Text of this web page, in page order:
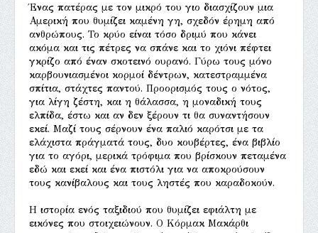
Ένας πατέρας με τον μικρό του γιο διασχίζουν μια
Αμερική που θυμίζει καμένη γη, σχεδόν έρημη από
ανθρώπους. Το κρύο είναι τόσο δριμύ που κάνει
ακόμα και τις πέτρες να σπάνε και το χιόνι πέφτει
γκρίζο από έναν σκοτεινό ουρανό. Γύρω τους μόνο
καρβουνιασμένοι κορμοί δέντρων, κατεστραμμένα
σπίτια, στάχτες παντού. Προορισμός τους ο νότος,
για λίγη ζέστη, και η θάλασσα, η μοναδική τους
ελπίδα, έστω και αν δεν ξέρουν τι θα συναντήσουν
εκεί. Μαζί τους σέρνουν ένα παλιό καρότσι με τα
ελάχιστα πράγματά τους, δυο κουβέρτες, ένα βιβλίο
για το αγόρι, μερικά τρόφιμα που βρίσκουν πεταμένα
εδώ και εκεί και ένα πιστόλι για να αποκρούσουν
τους κανίβαλους και τους ληστές που καραδοκούν.
Η ιστορία ενός ταξιδιού που θυμίζει εφιάλτη με
εικόνες που στοιχειώνουν. Ο Κόρμακ Μακάρθι